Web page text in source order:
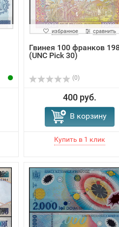
избранное сравнить
Гвинея 100 франков
(UNC Pick 30)
(0)
400 руб.
В корзину